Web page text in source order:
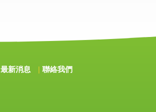
最新消息 聯絡我們